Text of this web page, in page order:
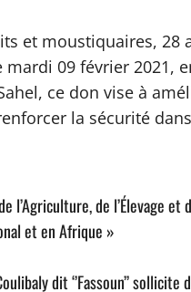
lits et moustiquaires,
mardi 09 février 2021,
ce don vise à
la sécurité
l’Agriculture, de l’Élevage
et en Afrique »
dit ‘’Fassoun’’ sollicite